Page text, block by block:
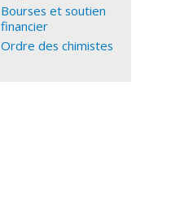
Bourses et soutien
financier
Ordre des chimistes